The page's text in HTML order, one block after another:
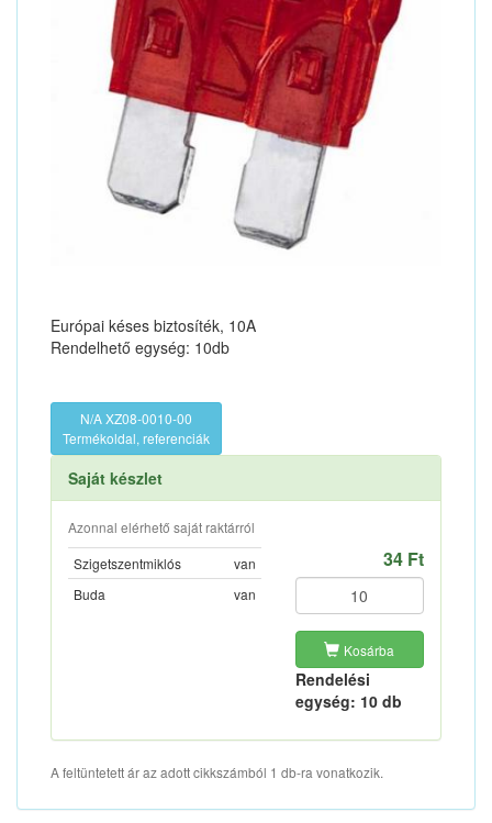
Európai késes biztosíték, 10A
Rendelhető egység: 10db
N/A XZ08-0010-00
Termékoldal, referenciák
Saját készlet
Azonnal elérhető saját raktárról
Szigetszentmiklós
van
Buda
van
34 Ft
Kosárba
Rendelési
egység: 10 db
A feltüntetett ár az adott cikkszámból 1 db-ra vonatkozik.